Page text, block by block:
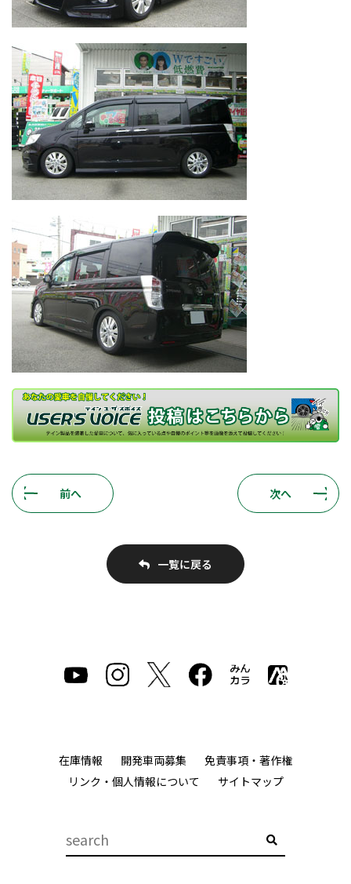
前へ 次へ
一覧に戻る
在庫情報 開発車両募集
免責事項・著作権
リンク・個人情報について
サイトマップ